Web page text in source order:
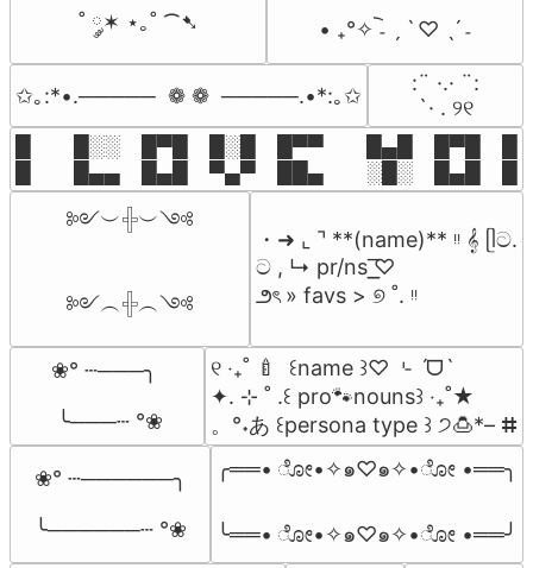
˚ ༘✶ ⋆｡˚ ⁀➷ • ₊°✧︡ ˗ ˏ ˋ ♡ ˎˊ ˗
✩｡:*•.─────  ❁ ❁  ─────.•*:｡✩
⠀:¨ ·.· ¨:⠀
⠀ `· . ୨୧⠀
█  █░░ █▀█ █░█ █▀▀  █▄█ █▀█
█  █▄▄ █▄█ ▀▄▀ ██▄  ░█░ █▄█
༻︶𓏶︶༺
༻︵𓏶︵༺
・➜ ⌞ ⌝ **(name)** ᵎᵎ 𝄞 ᥫට.
ට , ↳ pr/ns ͟͟͞♡
౨ৎ » favs > ୭ ˚. ᵎᵎ
❀° ┄───╮
╰───┄ °❀
୧ ‧₊˚ 🍼  ꒰name ꒱♡ ⌎ ˊᗜˋ
✦. ⊹ ˚ .꒰ pro🐾nouns꒱ ‧₊˚★
。°˖あ ꒰persona type ꒱ ੭🍮*– ⵌ
❀° ┄──────╮
╰──────┄ °❀
╭══• ೋ•✧๑♡๑✧•ೋ •══╮
╰══• ೋ•✧๑♡๑✧•ೋ •══╯